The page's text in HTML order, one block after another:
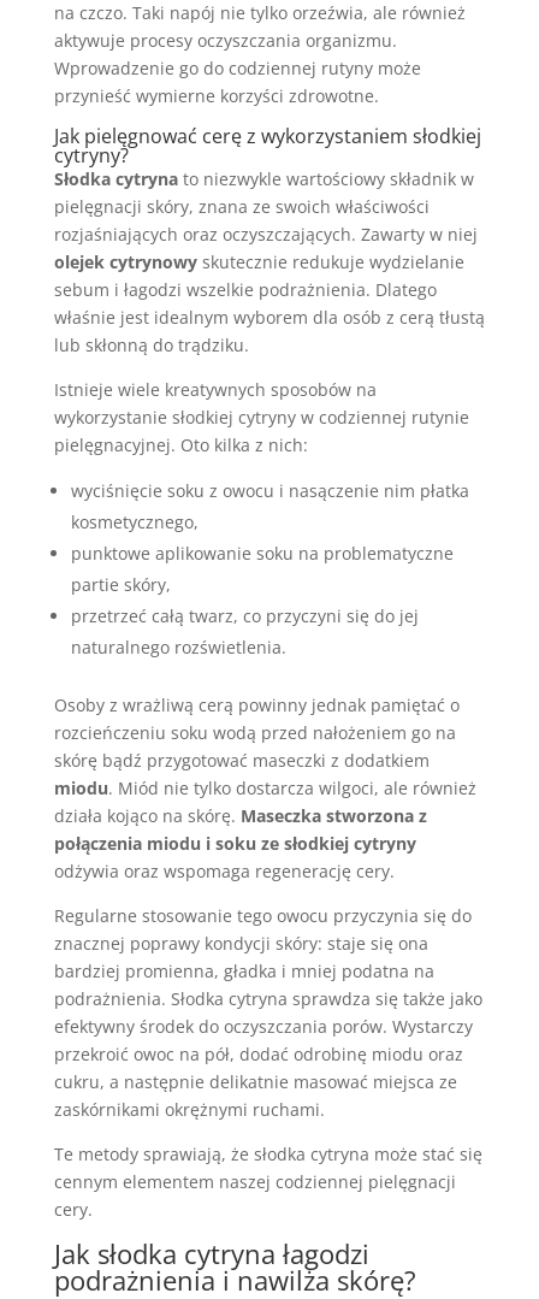
na czczo. Taki napój nie tylko orzeźwia, ale również
aktywuje procesy oczyszczania organizmu.
Wprowadzenie go do codziennej rutyny może
przynieść wymierne korzyści zdrowotne.
Jak pielęgnować cerę z wykorzystaniem słodkiej
cytryny?
Słodka cytrynato niezwykle wartościowy składnik w
pielęgnacji skóry, znana ze swoich właściwości
rozjaśniających oraz oczyszczających. Zawarty w niej
olejek cytrynowyskutecznie redukuje wydzielanie
sebum i łagodzi wszelkie podrażnienia. Dlatego
właśnie jest idealnym wyborem dla osób z cerą tłustą
lub skłonną do trądziku.
Istnieje wiele kreatywnych sposobów na
wykorzystanie słodkiej cytryny w codziennej rutynie
pielęgnacyjnej. Oto kilka z nich:
wyciśnięcie soku z owocu i nasączenie nim płatka
kosmetycznego,
punktowe aplikowanie soku na problematyczne
partie skóry,
przetrzeć całą twarz, co przyczyni się do jej
naturalnego rozświetlenia.
Osoby z wrażliwą cerą powinny jednak pamiętać o
rozcieńczeniu soku wodą przed nałożeniem go na
skórę bądź przygotować maseczki z dodatkiem
miodu. Miód nie tylko dostarcza wilgoci, ale również
działa kojąco na skórę. Maseczka stworzona z
połączenia miodu i soku ze słodkiej cytryny
odżywia oraz wspomaga regenerację cery.
Regularne stosowanie tego owocu przyczynia się do
znacznej poprawy kondycji skóry: staje się ona
bardziej promienna, gładka i mniej podatna na
podrażnienia. Słodka cytryna sprawdza się także jako
efektywny środek do oczyszczania porów. Wystarczy
przekroić owoc na pół, dodać odrobinę miodu oraz
cukru, a następnie delikatnie masować miejsca ze
zaskórnikami okrężnymi ruchami.
Te metody sprawiają, że słodka cytryna może stać się
cennym elementem naszej codziennej pielęgnacji
cery.
Jak słodka cytryna łagodzi
podrażnienia i nawilża skórę?